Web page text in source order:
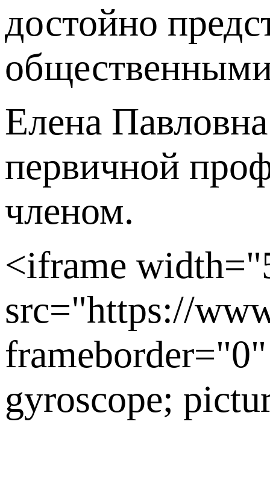
достойно
Елена
первичной
членом.
<iframe
src="https://
gyroscope;